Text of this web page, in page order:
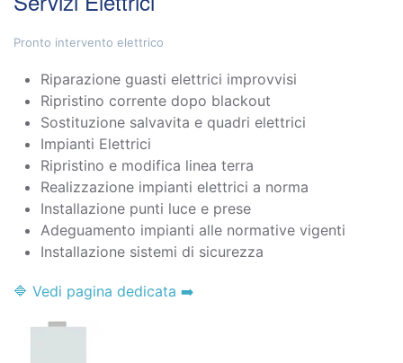
Pronto intervento elettrico
Riparazione guasti elettrici improvvisi
Ripristino corrente dopo blackout
Sostituzione salvavita e quadri elettrici
Impianti Elettrici
Ripristino e modifica linea terra
Realizzazione impianti elettrici a norma
Installazione punti luce e prese
Adeguamento impianti alle normative vigenti
Installazione sistemi di sicurezza
🔷 Vedi pagina dedicata ➡️